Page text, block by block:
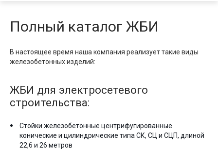
Полный каталог ЖБИ
В настоящее время наша компания реализует такие виды
железобетонных изделий:
ЖБИ для электросетевого
строительства:
Стойки железобетонные центрифугированные
конические и цилиндрические типа СК, СЦ и СЦП, длиной
22,6 и 26 метров